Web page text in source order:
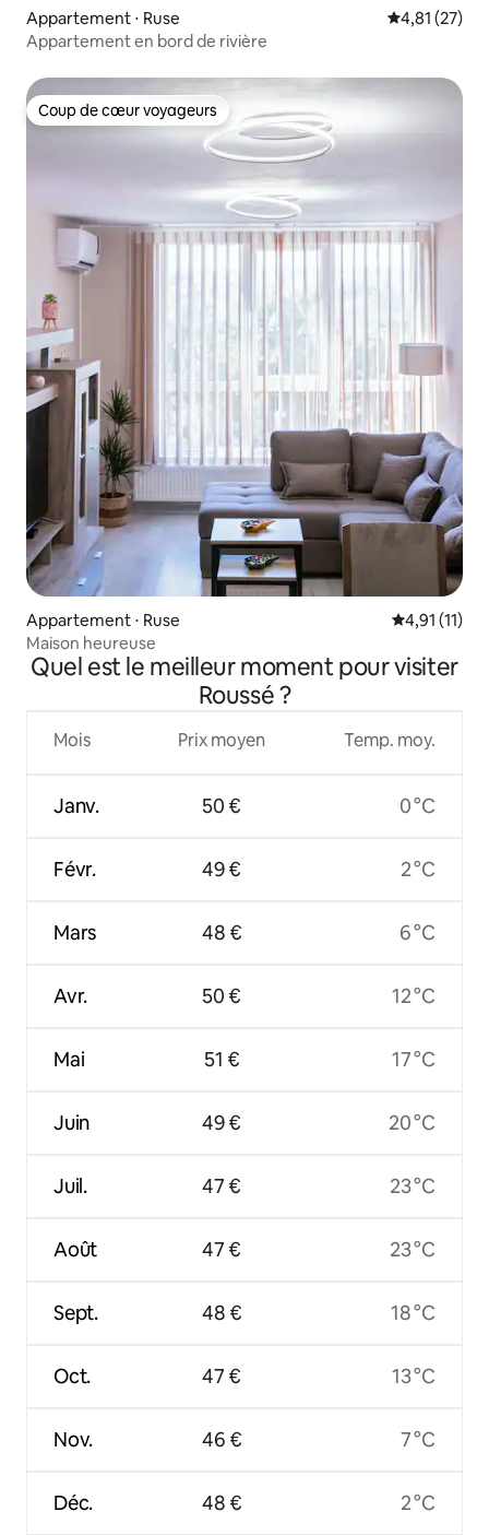
Appartement ⋅ Ruse Évaluation
4,81 (27)
Appartement en bord de rivière
Coup de cœur voyageurs
Coup de cœur voyageurs
Appartement ⋅ Ruse Évaluation
4,91 (11)
Maison heureuse
Quel est le meilleur moment pour visiter
Roussé ?
Mois
Janv.
Févr.
Mars
Avr.
Mai
Juin
Juil.
Août
Sept.
Oct.
Nov.
Déc.
Prix moyen
50 €
49 €
48 €
50 €
51 €
49 €
47 €
47 €
48 €
47 €
46 €
48 €
Temp. moy.
0 °C
2 °C
6 °C
12 °C
17 °C
20 °C
23 °C
23 °C
18 °C
13 °C
7 °C
2 °C